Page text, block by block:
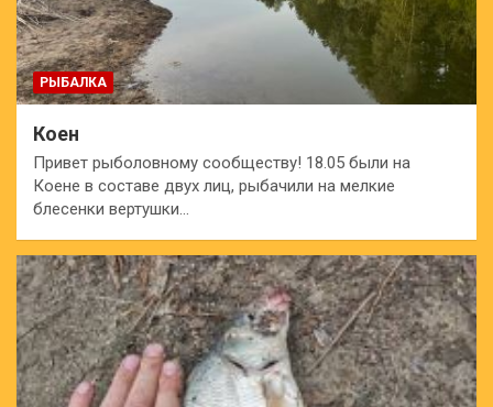
РЫБАЛКА
Коен
Привет рыболовному сообществу! 18.05 были на
Коене в составе двух лиц, рыбачили на мелкие
блесенки вертушки…